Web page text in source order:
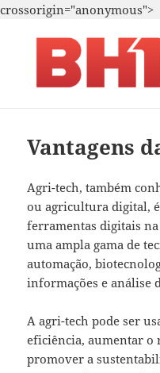
crossorigin="anonymous">
Vantagens
Agri-tech, também
ou agricultura digital,
ferramentas digitais
uma ampla gama de
automação,
informações e análise
A agri-tech pode ser
eficiência, aumentar o
promover a